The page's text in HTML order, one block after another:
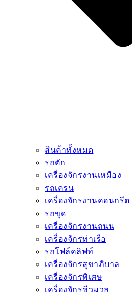
สินค้าทั้งหมด
รถตัก
เครื่องจักรงานเหมือง
รถเครน
เครื่องจักรงานคอนกรีต
รถขุด
เครื่องจักรงานถนน
เครื่องจักรท่าเรือ
รถโฟล์คลิฟท์
เครื่องจักรสุขาภิบาล
เครื่องจักรพิเศษ
เครื่องจักรชีวมวล